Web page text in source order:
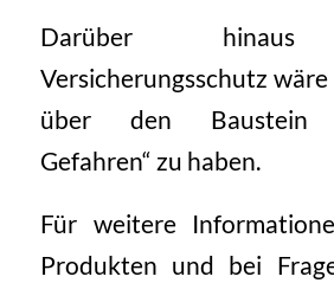
Darüber hinaus
Versicherungsschutz
über den Baustein
Gefahren“ zu haben.
Für weitere
Produkten und bei